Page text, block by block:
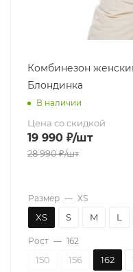
Комбинезон
Блондинка
В наличии
Цена со скидкой
19 990 ₽/шт
28 990₽/шт
Размер — XS
XS S M L
Рост — 162
150 156 162